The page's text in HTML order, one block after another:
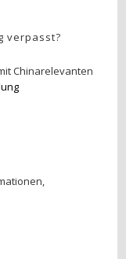
verpasst?
Chinarelevanten